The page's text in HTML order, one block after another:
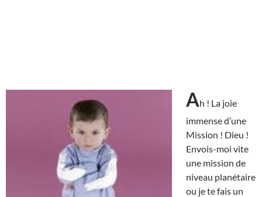
Ah ! La joie
immense d’une
Mission ! Dieu !
Envois-moi vite
une mission de
niveau planétaire
ou je te fais un